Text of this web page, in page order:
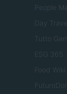
People
Day Travel
Tutto
ESG 365
Food Wiki